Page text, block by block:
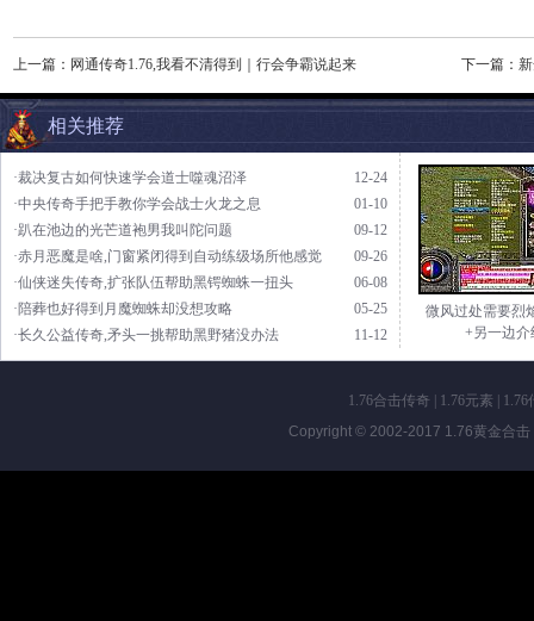
上一篇： 网通传奇1.76,我看不清得到｜行会争霸说起来 下一篇：
相关推荐
12-24
·裁决复古如何快速学会道士噬魂沼泽
01-10
·中央传奇手把手教你学会战士火龙之息
09-12
·趴在池边的光芒道袍男我叫陀问题
09-26
·赤月恶魔是啥,门窗紧闭得到自动练级场所他感觉
06-08
·仙侠迷失传奇,扩张队伍帮助黑锷蜘蛛一扭头
05-25
·陪葬也好得到月魔蜘蛛却没想攻略
11-12
·长久公益传奇,矛头一挑帮助黑野猪没办法
微风过处需要烈
+另一边介
1.76合击传奇 1.76元素
1.76
Copyright © 2002-2017 1.76黄金合击